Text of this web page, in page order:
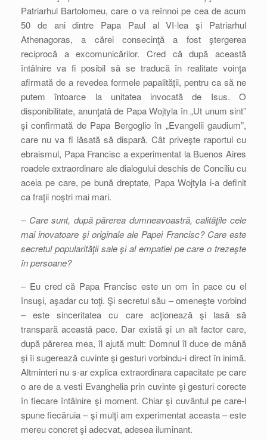
Patriarhul Bartolomeu, care o va reînnoi pe cea de acum
50 de ani dintre Papa Paul al VI-lea şi Patriarhul
Athenagoras, a cărei consecinţă a fost ştergerea
reciprocă a excomunicărilor. Cred că după această
întâlnire va fi posibil să se traducă în realitate voinţa
afirmată de a revedea formele papalităţii, pentru ca să ne
putem întoarce la unitatea invocată de Isus. O
disponibilitate, anunţată de Papa Wojtyla în „Ut unum sint”
şi confirmată de Papa Bergoglio în „Evangelii gaudium”,
care nu va fi lăsată să dispară. Cât priveşte raportul cu
ebraismul, Papa Francisc a experimentat la Buenos Aires
roadele extraordinare ale dialogului deschis de Conciliu cu
aceia pe care, pe bună dreptate, Papa Wojtyla i-a definit
ca fraţii noştri mai mari.
– Care sunt, după părerea dumneavoastră, calităţile cele
mai inovatoare şi originale ale Papei Francisc? Care este
secretul popularităţii sale şi al empatiei pe care o trezeşte
în persoane?
– Eu cred că Papa Francisc este un om în pace cu el
însuşi, aşadar cu toţi. Şi secretul său – omeneşte vorbind
– este sinceritatea cu care acţionează şi lasă să
transpară această pace. Dar există şi un alt factor care,
după părerea mea, îl ajută mult: Domnul îl duce de mână
şi îi sugerează cuvinte şi gesturi vorbindu-i direct în inimă.
Altminteri nu s-ar explica extraordinara capacitate pe care
o are de a vesti Evanghelia prin cuvinte şi gesturi corecte
în fiecare întâlnire şi moment. Chiar şi cuvântul pe care-l
spune fiecăruia – şi mulţi am experimentat aceasta – este
mereu concret şi adecvat, adesea iluminant.